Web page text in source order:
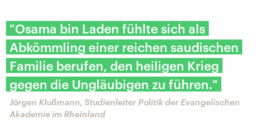
"Osama bin Laden fühlte sich als
Abkömmling einer reichen saudischen
Familie berufen, den heiligen Krieg
gegen die Ungläubigen zu führen."
Jörgen Klußmann, Studienleiter Politik der Evangelischen
Akademie im Rheinland